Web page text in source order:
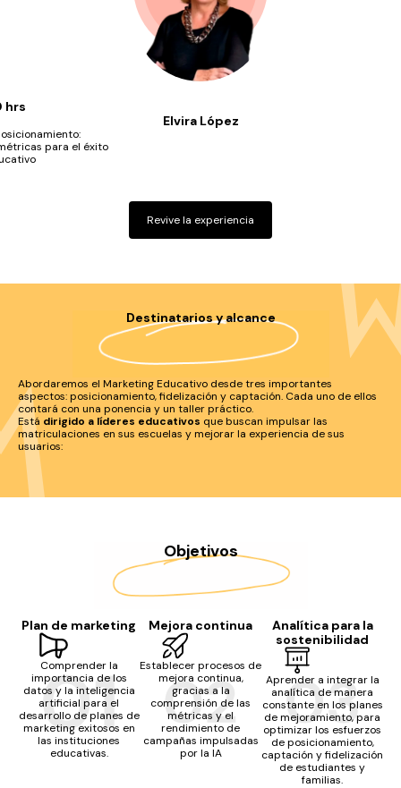
hrs
Elvira López
para el éxito
Revive la experiencia
Destinatarios y alcance
Abordaremos el Marketing Educativo desde tres importantes
aspectos: posicionamiento, fidelización y captación. Cada uno de ellos
contará con una ponencia y un taller práctico.
Está dirigido a líderes educativos que buscan impulsar las
matriculaciones en sus escuelas y mejorar la experiencia de sus
usuarios:
Objetivos
Plan de marketing
Comprender la
importancia de los
datos y la inteligencia
artificial para el
desarrollo de planes de
marketing exitosos en
las instituciones
educativas.
Mejora continua
Establecer procesos de
mejora continua,
gracias a la
comprensión de las
métricas y el
rendimiento de
campañas impulsadas
por la IA
Analítica para la
sostenibilidad
Aprender a integrar la
analítica de manera
constante en los planes
de mejoramiento, para
optimizar los esfuerzos
de posicionamiento,
captación y fidelización
de estudiantes y
familias.